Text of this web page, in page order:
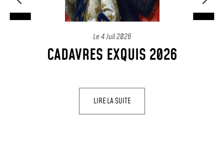
Le4 Juil 2026
CADAVRES EXQUIS 2026
LIRE LA SUITE